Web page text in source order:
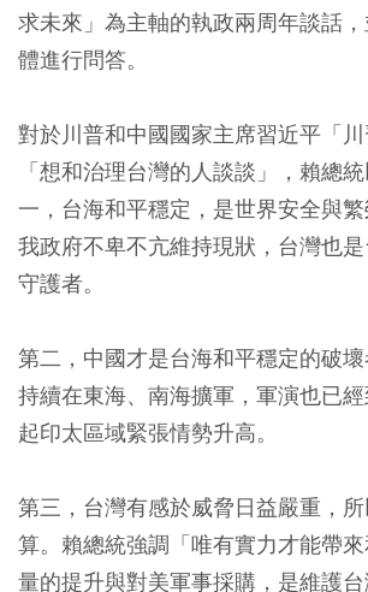
求未來」為主軸的執政兩周年談話
體進行問答。
對於川普和中國國家主席習近平「
「想和治理台灣的人談談」，賴總
一，台海和平穩定，是世界安全與繁
我政府不卑不亢維持現狀，台灣也
守護者。
第二，中國才是台海和平穩定的破
持續在東海、南海擴軍，軍演也已
起印太區域緊張情勢升高。
第三，台灣有感於威脅日益嚴重，
算。賴總統強調「唯有實力才能帶
量的提升與對美軍事採購，是維護